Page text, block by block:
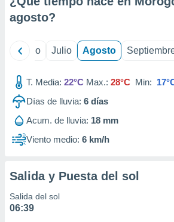
e
publicidad
publicidad
de
agosto?
Junio Julio Agosto
T. Media: 22°C Max.: 28°C Min:
Días de lluvia: 6 días
Acum. de lluvia: 18 mm
Viento medio: 6 km/h
Salida y Puesta del sol
Salida del sol
06:39